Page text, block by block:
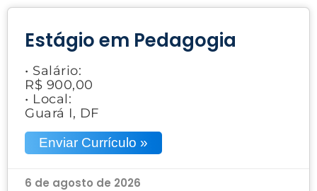
Estágio em Pedagogia
• Salário:
R$ 900,00
• Local:
Guará I, DF
Enviar Currículo »
6 de agosto de 2026